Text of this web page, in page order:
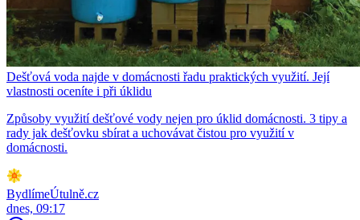
Dešťová voda najde v domácnosti řadu praktických využití. Její
vlastnosti oceníte i při úklidu
Způsoby využití dešťové vody nejen pro úklid domácnosti. 3 tipy a
rady jak dešťovku sbírat a uchovávat čistou pro využití v
domácnosti.
BydlímeÚtulně.cz
dnes, 09:17